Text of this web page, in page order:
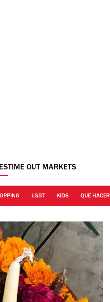
TIME OUT MARKETS
LGBT KIDS QUE HACER